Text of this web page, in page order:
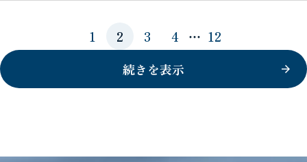
1 2 3 4 … 12
続きを表示